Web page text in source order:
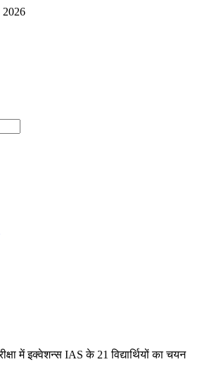
2026
में इक्वेशन्स IAS के 21 विद्यार्थियों का चयन